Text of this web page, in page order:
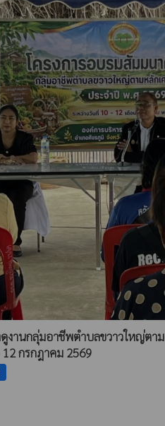
งานกลุ่มอาชีพตำบลขวาวใหญ่ตา
กรกฎาคม 2569